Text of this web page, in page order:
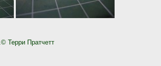
Терри Пратчетт